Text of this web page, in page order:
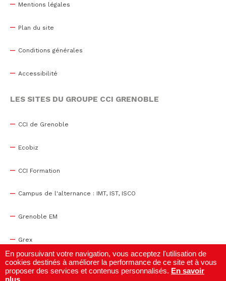
Mentions légales
Plan du site
Conditions générales
Accessibilité
LES SITES DU GROUPE CCI GRENOBLE
CCI de Grenoble
Ecobiz
CCI Formation
Campus de l'alternance : IMT, IST, ISCO
Grenoble EM
Grex
WTC Grenoble
En poursuivant votre navigation, vous acceptez l'utilisation de
cookies destinés à améliorer la performance de ce site et à vous
proposer des services et contenus personnalisés. En savoir
plus